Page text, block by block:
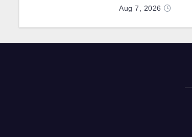
Aug 7, 2026